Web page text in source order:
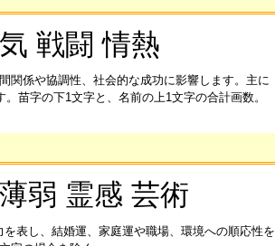
戦闘 情熱
関係や協調性、社会的な成功に影響します。主に
苗字の下1文字と、名前の上1文字の合計画数。
弱 霊感 芸術
表し、結婚運、家庭運や職場、環境への順応性を